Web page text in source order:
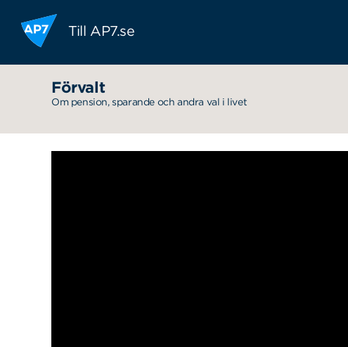
Hoppa till innehållet
Till AP7.se
Förvalt
Om pension, sparande och andra val i livet